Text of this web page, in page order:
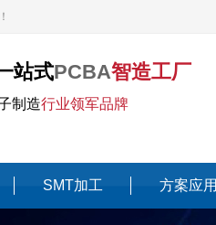
站式PCBA智造工厂
制造行业领军品牌
SMT加工 方案应用